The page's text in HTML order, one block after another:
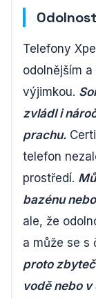
Telefony
odolnějším
výjimkou.
zvládl i
prachu.
telefon
prostředí.
bazénu
ale, že
a může se s
proto
vodě nebo